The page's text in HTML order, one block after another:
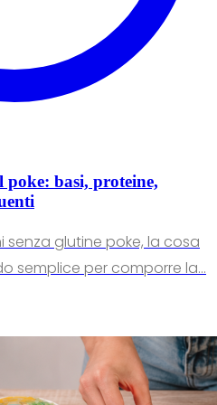
poke: basi, proteine,
glutine poke, la cosa
semplice per comporre la...